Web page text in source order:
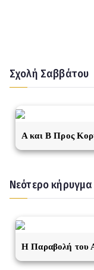
Σχολή Σαββάτου
A και Β Προς
Νεότερο κήρυγμα
Η Παραβολή του